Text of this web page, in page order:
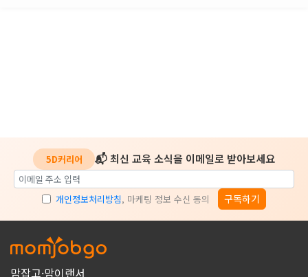
5D커리어 📬 최신 교육 소식을 이메일로 받아보세요
개인정보처리방침, 마케팅 정보 수신 동의 구독하기
맘잡고·맘이랜서